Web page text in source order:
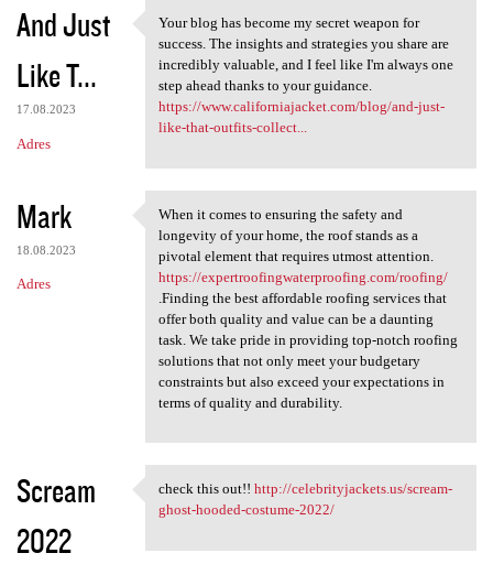
And Just
Like T...
17.08.2023
Adres
Your blog has become my
Your blog has become my secret weapon for
success. The insights and strategies you share are
incredibly valuable, and I feel like I'm always one
step ahead thanks to your guidance.
https://www.californiajacket.com/blog/and-just-
like-that-outfits-collect...
Mark
18.08.2023
Adres
When it comes to ensuring the
When it comes to ensuring the safety and
longevity of your home, the roof stands as a
pivotal element that requires utmost attention.
https://expertroofingwaterproofing.com/roofing/
.Finding the best affordable roofing services that
offer both quality and value can be a daunting
task. We take pride in providing top-notch roofing
solutions that not only meet your budgetary
constraints but also exceed your expectations in
terms of quality and durability.
Scream
2022
check this out!! http:/
check this out!! http://celebrityjackets.us/scream-
ghost-hooded-costume-2022/